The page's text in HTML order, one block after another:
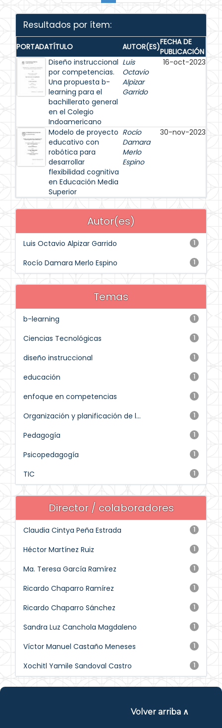
Resultados por ítem:
PORTADATÍTULO AUTOR(ES)FECHA DE
PUBLICACIÓN
Diseño instruccional
por competencias.
Una propuesta b-
learning para el
bachillerato general
en el Colegio
Indoamericano
Luis
Octavio
Alpizar
Garrido
16-oct-2023
Modelo de proyecto
educativo con
robótica para
desarrollar
flexibilidad cognitiva
en Educación Media
Superior
Rocío
Damara
Merlo
Espino
30-nov-2023
Autor(es)
1
Luis Octavio Alpizar Garrido
1
Rocío Damara Merlo Espino
Temas
1
b-learning
1
Ciencias Tecnológicas
1
diseño instruccional
1
educación
1
enfoque en competencias
1
Organización y planificación de l...
1
Pedagogía
1
Psicopedagogía
1
TIC
Director / colaboradores
1
Claudia Cintya Peña Estrada
1
Héctor Martínez Ruiz
1
Ma. Teresa García Ramírez
1
Ricardo Chaparro Ramírez
1
Ricardo Chaparro Sánchez
1
Sandra Luz Canchola Magdaleno
1
Víctor Manuel Castaño Meneses
1
Xochitl Yamile Sandoval Castro
Volver arriba ∧